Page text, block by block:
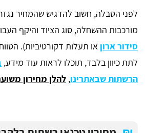
לפני הטבלה, חשוב להדגיש שהמחיר
מורכבות ההשחלה, סוג הציוד והיקף
סידור ארון או תעלות דקורטיביות).
לתת כיוון בלבד, תוכלו לראות עוד מידע,
הרשתות שבאתרינו, להלן מחירון